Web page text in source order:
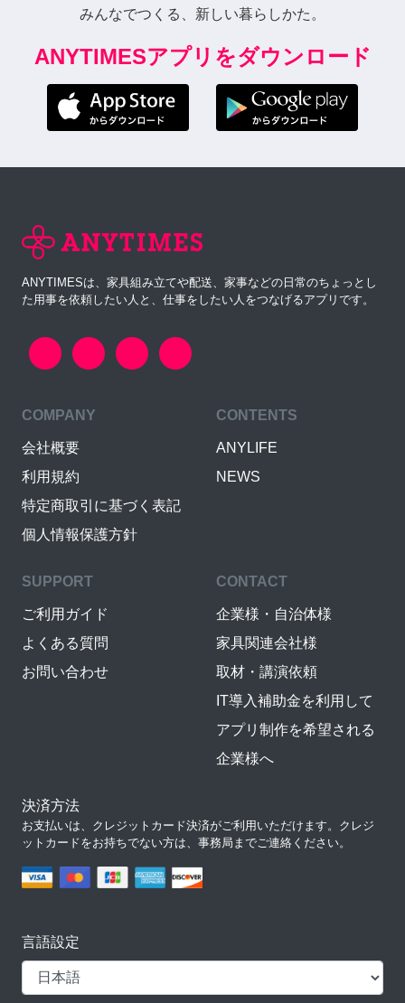
みんなでつくる、新しい暮らしかた。
ANYTIMESアプリをダウンロード
ANYTIMESは、家具組み立てや配送、家事などの日常のちょっとし
た用事を依頼したい人と、仕事をしたい人をつなげるアプリです。
COMPANY
会社概要
利用規約
特定商取引に基づく表記
個人情報保護方針
CONTENTS
ANYLIFE
NEWS
SUPPORT
ご利用ガイド
よくある質問
お問い合わせ
CONTACT
企業様・自治体様
家具関連会社様
取材・講演依頼
IT導入補助金を利用して
アプリ制作を希望される
企業様へ
決済方法
お支払いは、クレジットカード決済がご利用いただけます。クレジ
ットカードをお持ちでない方は、事務局までご連絡ください。
言語設定